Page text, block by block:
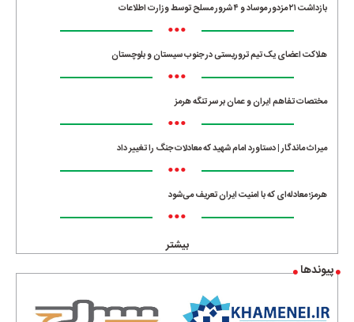
بازداشت ۲۱ مزدور موساد و ۴ شرور مسلح توسط وزارت اطلاعات
•••
هلاکت اعضای یک تیم تروریستی در جنوب سیستان و بلوچستان
•••
مختصات تفاهم ایران و عمان بر سر تنگه هرمز
•••
میراث ماندگار | دستاورد امام شهید که معادلات جنگ را تغییر داد
•••
هرمز؛ معادله‌ای که با امنیت ایران تعریف می‌شود
•••
بیشتر
پیوندها